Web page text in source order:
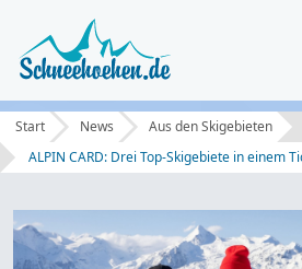
Start News
Aus den Skigebieten
ALPIN CARD: Drei Top-Skigebiete in einem